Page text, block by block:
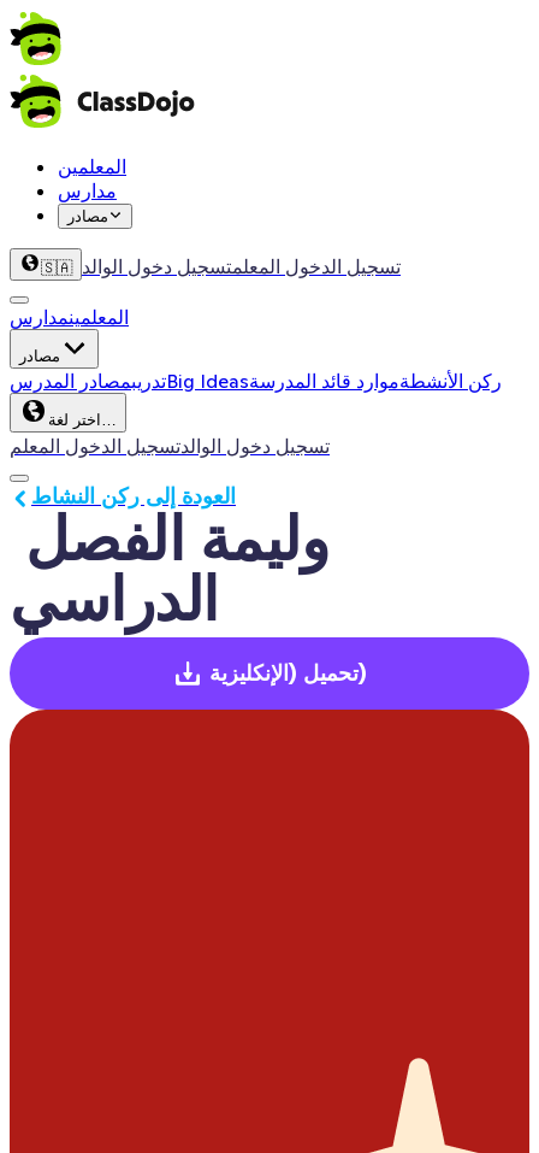
المعلمين
مدارس
مصادر
🇸🇦 تسجيل الدخول المعلمتسجيل دخول الوالد
المعلمينمدارس
مصادر
تدريبمصادر المدرس Big Ideas ركن الأنشطةموارد قائد المدرسة
اختر لغة…
تسجيل الدخول المعلمتسجيل دخول الوالد
الدراسي
العودة إلى ركن النشاط
تحميل(الإنكليزية)